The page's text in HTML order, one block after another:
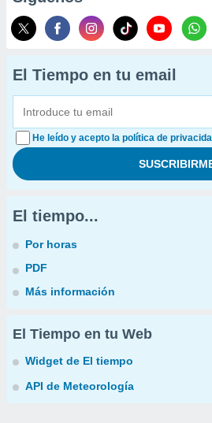
El Tiempo en tu email
He leído y acepto la política de
El tiempo...
Por horas
PDF
Más información
El Tiempo en tu Web
Widget de El tiempo
API de Meteorología